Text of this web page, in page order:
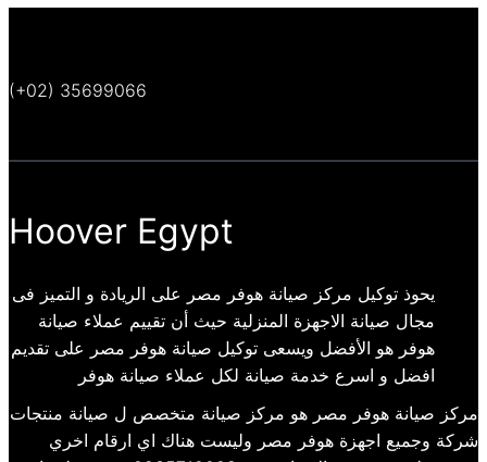
(+02) 35699066
Hoover Egypt
يحوذ توكيل مركز صيانة هوفر مصر على الريادة و التميز فى
مجال صيانة الاجهزة المنزلية حيث أن تقييم عملاء صيانة
هوفر هو الأفضل ويسعى توكيل صيانة هوفر مصر على تقديم
افضل و اسرع خدمة صيانة لكل عملاء صيانة هوفر
مركز صيانة هوفر مصر هو مركز صيانة متخصص ل صيانة منتجات
شركة وجميع اجهزة هوفر مصر وليست هناك اي ارقام اخري